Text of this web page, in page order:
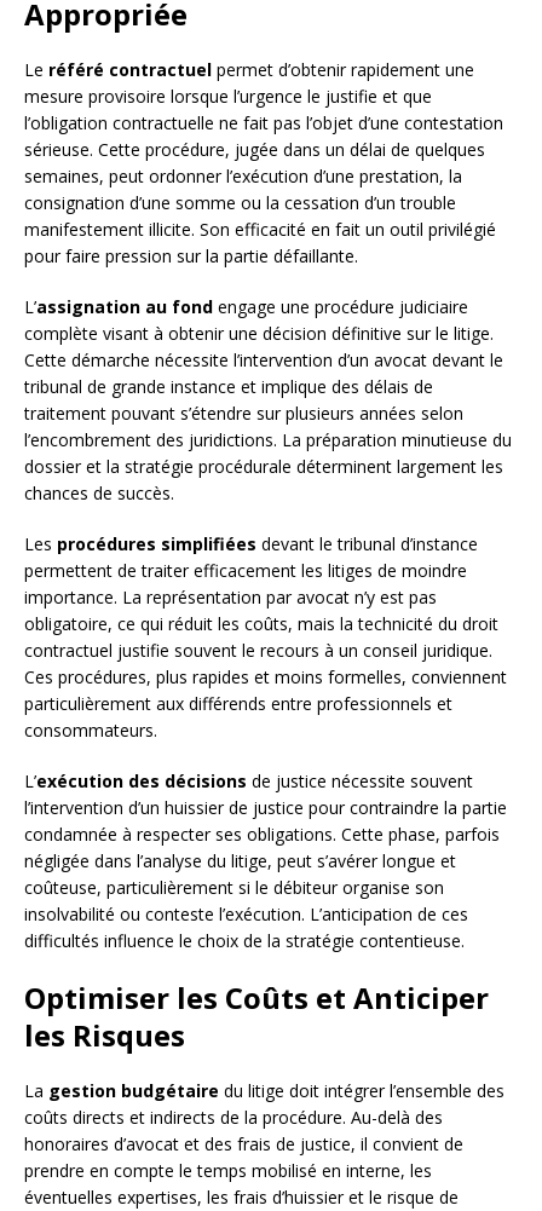
Appropriée
Le référé contractuel permet d’obtenir rapidement une
mesure provisoire lorsque l’urgence le justifie et que
l’obligation contractuelle ne fait pas l’objet d’une contestation
sérieuse. Cette procédure, jugée dans un délai de quelques
semaines, peut ordonner l’exécution d’une prestation, la
consignation d’une somme ou la cessation d’un trouble
manifestement illicite. Son efficacité en fait un outil privilégié
pour faire pression sur la partie défaillante.
L’assignation au fond engage une procédure judiciaire
complète visant à obtenir une décision définitive sur le litige.
Cette démarche nécessite l’intervention d’un avocat devant le
tribunal de grande instance et implique des délais de
traitement pouvant s’étendre sur plusieurs années selon
l’encombrement des juridictions. La préparation minutieuse du
dossier et la stratégie procédurale déterminent largement les
chances de succès.
Les procédures simplifiées devant le tribunal d’instance
permettent de traiter efficacement les litiges de moindre
importance. La représentation par avocat n’y est pas
obligatoire, ce qui réduit les coûts, mais la technicité du droit
contractuel justifie souvent le recours à un conseil juridique.
Ces procédures, plus rapides et moins formelles, conviennent
particulièrement aux différends entre professionnels et
consommateurs.
L’exécution des décisions de justice nécessite souvent
l’intervention d’un huissier de justice pour contraindre la partie
condamnée à respecter ses obligations. Cette phase, parfois
négligée dans l’analyse du litige, peut s’avérer longue et
coûteuse, particulièrement si le débiteur organise son
insolvabilité ou conteste l’exécution. L’anticipation de ces
difficultés influence le choix de la stratégie contentieuse.
Optimiser les Coûts et Anticiper
les Risques
La gestion budgétaire du litige doit intégrer l’ensemble des
coûts directs et indirects de la procédure. Au-delà des
honoraires d’avocat et des frais de justice, il convient de
prendre en compte le temps mobilisé en interne, les
éventuelles expertises, les frais d’huissier et le risque de